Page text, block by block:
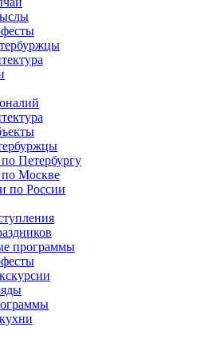
Петербургу
по Москве
по России
программы